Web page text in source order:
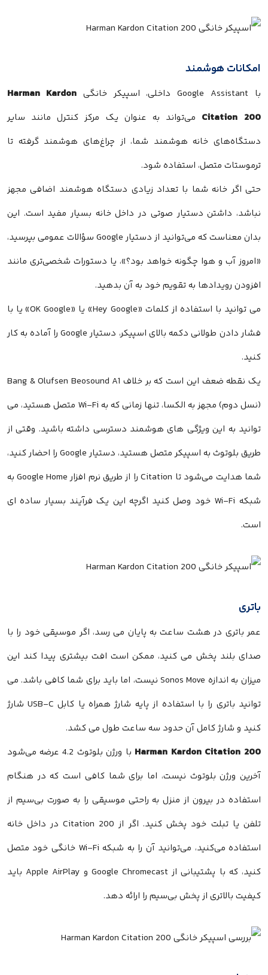
امکانات هوشمند
با Google Assistant داخلی، اسپیکر خانگی
Harman Kardon
Citation 200 می‌تواند به عنوان یک مرکز کنترل مانند سایر
دستگاه‌های خانه هوشمند شما، از چراغ‌های هوشمند گرفته تا
ترموستات متصل، استفاده شود.
افزودن رویدادها به تقویم خود به آن بدهید.
کنید.
یک نقطه ضعف این است که بر خلاف Bang & Olufsen Beosound A1
(نسل دوم) مجهز به الکسا، تنها زمانی که به Wi-Fi متصل هستید، می
توانید به این ویژگی های هوشمند دسترسی داشته باشید. وقتی از
طریق بلوتوث به اسپیکر متصل هستید، دستیار Google را احضار کنید،
شما هدایت می‌شود تا Citation را از طریق نرم افزار Google Home به
شبکه Wi-Fi خود وصل کنید اگرچه این یک فرآیند بسیار ساده ای
است.
باتری
عمر باتری در هشت ساعت به پایان می رسد، اگر موسیقی خود را با
صدای بلند پخش می کنید، ممکن است افت بیشتری پیدا کند این
میزان به اندازه Sonos Move نیست، اما باید برای شما کافی باشد. می
توانید باتری را با استفاده از پایه شارژ همراه یا کابل USB-C شارژ
کنید و شارژ کامل آن حدود سه ساعت طول می کشد.
Harman Kardon Citation 200
با ورژن بلوتوث 4.2 عرضه می‌شود
آخرین ورژن بلوتوث نیست، اما برای شما کافی است که در هنگام
استفاده در بیرون از منزل به راحتی موسیقی را به صورت بی‌سیم از
تلفن یا تبلت خود پخش کنید. اگر از Citation 200 در داخل خانه
استفاده می‌کنید، می‌توانید آن را به شبکه Wi-Fi خانگی خود متصل
کنید، که با پشتیبانی از Google Chromecast و Apple AirPlay باید
کیفیت بالاتری از پخش بی‌سیم را ارائه دهد.